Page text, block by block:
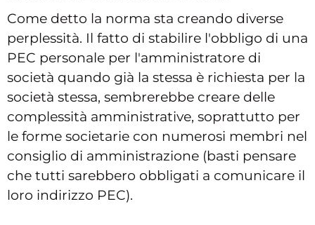
Come detto la norma sta creando diverse
perplessità. Il fatto di stabilire l'obbligo di una
PEC personale per l'amministratore di
società quando già la stessa è richiesta per la
società stessa, sembrerebbe creare delle
complessità amministrative, soprattutto per
le forme societarie con numerosi membri nel
consiglio di amministrazione (basti pensare
che tutti sarebbero obbligati a comunicare il
loro indirizzo PEC).